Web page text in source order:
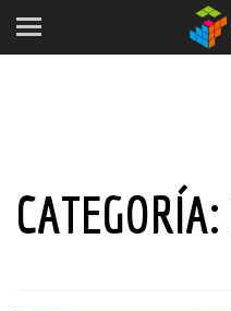
CATEGORÍA: